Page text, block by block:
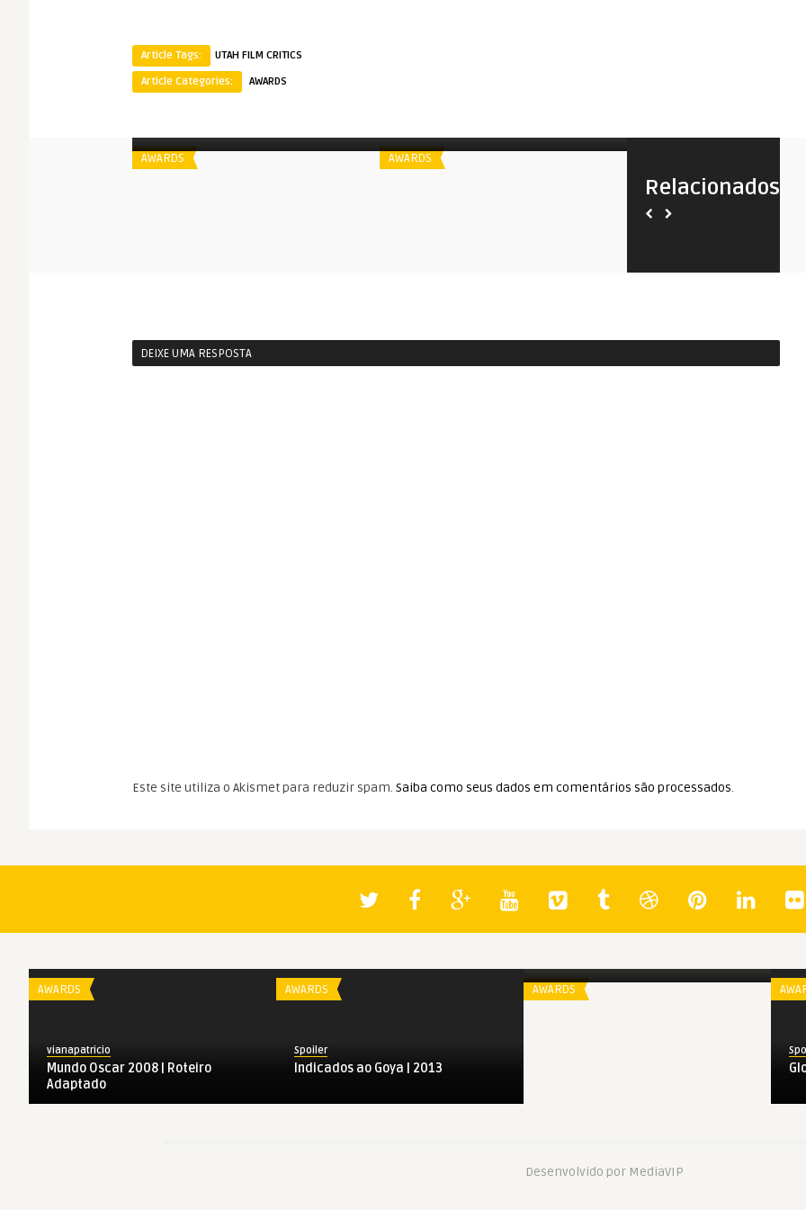
Article Tags:
UTAH FILM CRITICS
Article Categories:
AWARDS
Relacionados
AWARDS AWARDS
DEIXE UMA RESPOSTA
Este site utiliza o Akismet para reduzir spam. Saiba como seus dados em comentários são processados.
AWARDS
vianapatricio
Mundo Oscar 2008 | Roteiro
Adaptado
AWARDS
Spoiler
Indicados ao Goya | 2013
AWARDS
Desenvolvido por MediaVIP